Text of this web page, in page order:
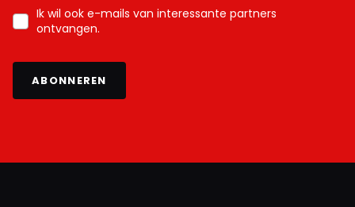
Ik wil ook e-mails van interessante partners
ontvangen.
ABONNEREN